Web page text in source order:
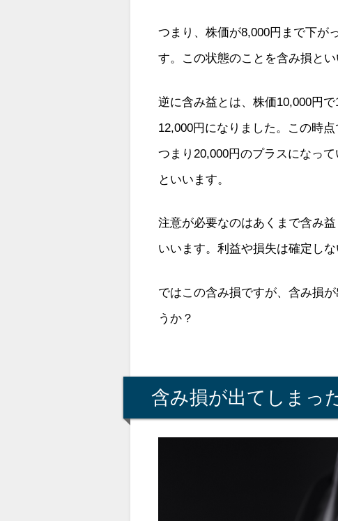
つまり、株価が8,000円まで下が
す。この状態のことを含み損とい
逆に含み益とは、株価10,000円
12,000円になりました。この時
つまり20,000円のプラスになっ
といいます。
注意が必要なのはあくまで含み
いいます。利益や損失は確定し
ではこの含み損ですが、含み損
うか？
含み損が出てしまっ